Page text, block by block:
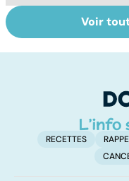
Femmes :
comment
Voir
RECETTES